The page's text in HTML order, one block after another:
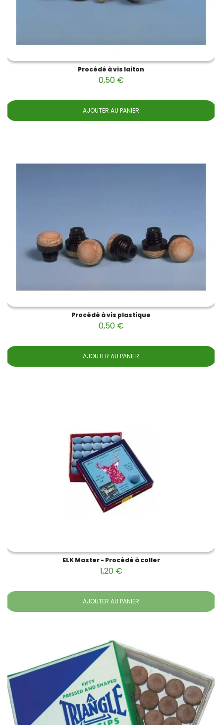
Procédé à vis laiton
0,50 €
AJOUTER AU PANIER
Procédé à vis plastique
0,50 €
AJOUTER AU PANIER
ELK Master - Procédé à coller
1,20 €
AJOUTER AU PANIER